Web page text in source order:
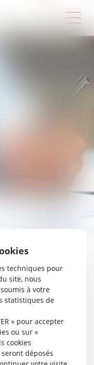
techniques pour
site, nous
à votre
statistiques de
» pour accepter
ou sur «
cookies
déposés